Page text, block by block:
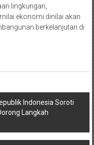
lingkungan,
ekonomi dinilai akan
berkelanjutan di
Indonesia Soroti
Langkah